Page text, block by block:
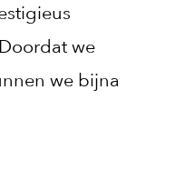
we
we bijna